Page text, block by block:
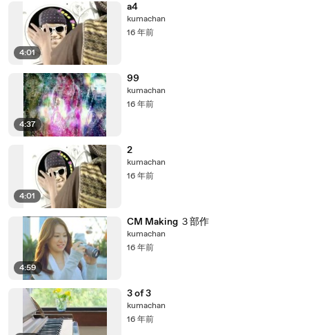
4:01
a4
kumachan
16 年前
4:37
99
kumachan
16 年前
4:01
2
kumachan
16 年前
4:59
CM Making ３部作
kumachan
16 年前
3 of 3
kumachan
16 年前